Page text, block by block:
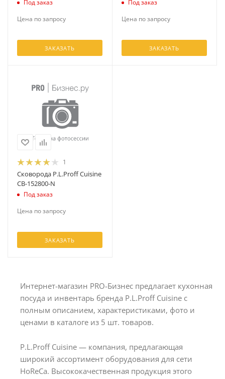
Под заказ
Цена по запросу
ЗАКАЗАТЬ
Под заказ
Цена по запросу
ЗАКАЗАТЬ
1
Сковорода P.L.Proff Cuisine
CB-152800-N
Под заказ
Цена по запросу
ЗАКАЗАТЬ
Интернет-магазин PRO-Бизнес предлагает кухонная
посуда и инвентарь бренда P.L.Proff Cuisine с
полным описанием, характеристиками, фото и
ценами в каталоге из 5 шт. товаров.
P.L.Proff Cuisine — компания, предлагающая
широкий ассортимент оборудования для сети
HoReCa. Высококачественная продукция этого